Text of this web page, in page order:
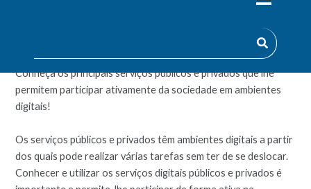
Conheça os principais serviços públicos e privados que lhe
permitem participar ativamente da sociedade em ambientes
digitais!
Os serviços públicos e privados têm ambientes digitais a partir
dos quais pode realizar várias tarefas sem ter de se deslocar.
Conhecer e utilizar os serviços digitais públicos e privados é